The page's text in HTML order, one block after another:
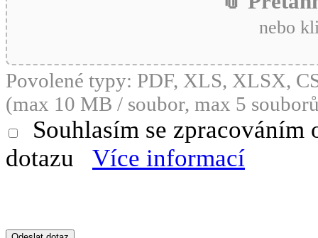
nebo
Povolené typy: PDF, XLS, XLSX,
(max 10 MB / soubor, max 5
Souhlasím se
dotazu
Více informací